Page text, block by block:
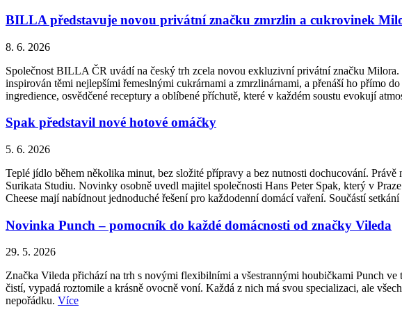
BILLA představuje novou privátní značku zmrzlin a cukrovinek
8. 6. 2026
Společnost BILLA ČR uvádí na český trh zcela novou exkluzivní privátní značku
inspirován těmi nejlepšími řemeslnými cukrárnami a zmrzlinárnami, a přenáší ho přímo
ingredience, osvědčené receptury a oblíbené příchutě, které v každém soustu evokují
Spak představil nové hotové omáčky
5. 6. 2026
Teplé jídlo během několika minut, bez složité přípravy a bez nutnosti dochucování.
Surikata Studiu. Novinky osobně uvedl majitel společnosti Hans Peter Spak, který v
Cheese mají nabídnout jednoduché řešení pro každodenní domácí vaření. Součástí
Novinka Punch – pomocník do každé domácnosti od značky Vileda
29. 5. 2026
Značka Vileda přichází na trh s novými flexibilními a všestrannými houbičkami Punch
čistí, vypadá roztomile a krásně ovocně voní. Každá z nich má svou specializaci, ale
nepořádku. Více